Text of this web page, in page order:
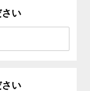
い
い